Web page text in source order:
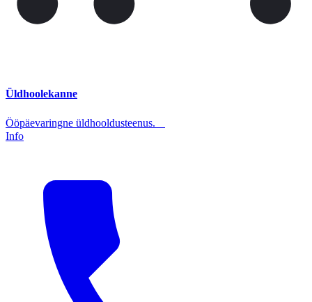
Üldhoolekanne
Ööpäevaringne üldhooldusteenus.
Info